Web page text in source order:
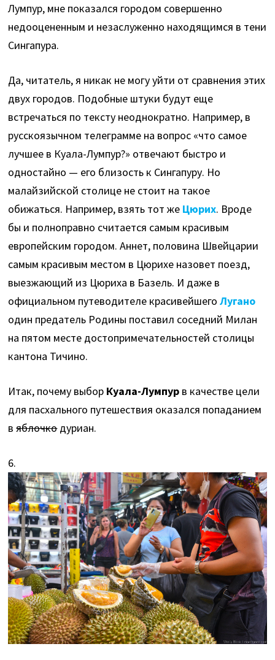
Лумпур, мне показался городом совершенно
недооцененным и незаслуженно находящимся в тени
Сингапура.
Да, читатель, я никак не могу уйти от сравнения этих
двух городов. Подобные штуки будут еще
встречаться по тексту неоднократно. Например, в
русскоязычном телеграмме на вопрос «что самое
лучшее в Куала-Лумпур?» отвечают быстро и
одностайно — его близость к Сингапуру. Но
малайзийской столице не стоит на такое
обижаться. Например, взять тот же Цюрих. Вроде
бы и полноправно считается самым красивым
европейским городом. Аннет, половина Швейцарии
самым красивым местом в Цюрихе назовет поезд,
выезжающий из Цюриха в Базель. И даже в
официальном путеводителе красивейшегоЛугано
один предатель Родины поставил соседний Милан
на пятом месте достопримечательностей столицы
кантона Тичино.
Итак, почему выбор Куала-Лумпур в качестве цели
для пасхального путешествия оказался попаданием
вяблочкодуриан.
6.